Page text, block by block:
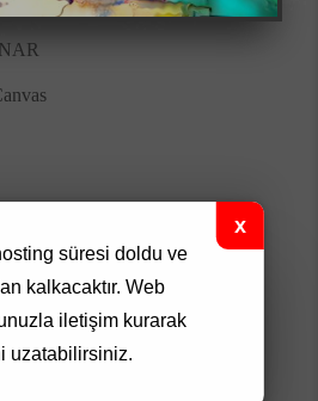
süresi doldu ve
kalkacaktır. Web
iletişim kurarak
uzatabilirsiniz.